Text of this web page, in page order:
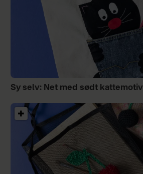
Sy selv: Net med sødt kattemotiv